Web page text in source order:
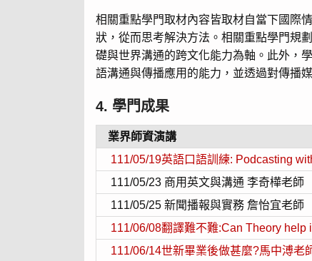
相關重點學門取材內容皆取材自當下國際
狀，從而思考解決方法。相關重點學門規
礎與世界溝通的跨文化能力為軸。此外，
語溝通與傳播應用的能力，並透過對傳播
4. 學門成果
業界師資演講
111/05/19英語口語訓練: Podcasting
111/05/23 商用英文與溝通 李奇樺老師
111/05/25 新聞播報與實務 詹怡宜老師
111/06/08翻譯難不難:Can Theory help
111/06/14世新畢業後做甚麼?馬中溥老